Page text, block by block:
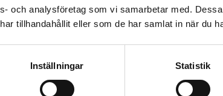
och analysföretag som vi samarbetar med.
tillhandahållit eller som de har samlat in när du
Inställningar Statistik
Visa alla
området -50 till +220°C.
Commeter.